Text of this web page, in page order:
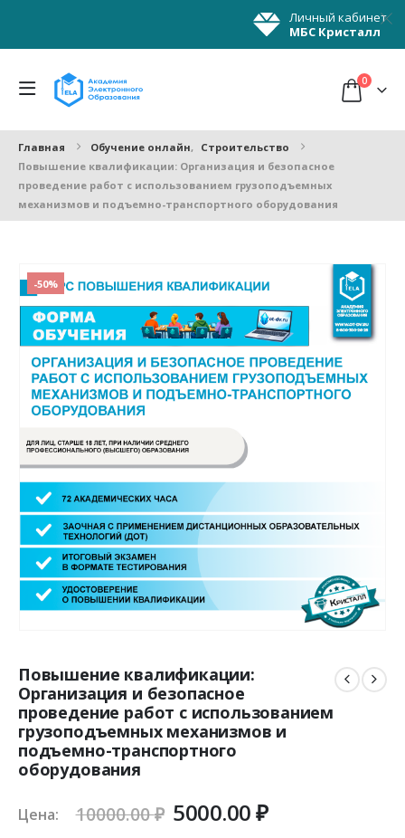
Личный кабинет
МБС Кристалл
0
Главная Обучение онлайн, Строительство
Повышение квалификации: Организация и безопасное
проведение работ с использованием грузоподъемных
механизмов и подъемно-транспортного оборудования
-50%
Повышение квалификации:
Организация и безопасное
проведение работ с использованием
грузоподъемных механизмов и
подъемно-транспортного
оборудования
Цена: 10000.00₽ Первоначальная
5000.00₽Текущая